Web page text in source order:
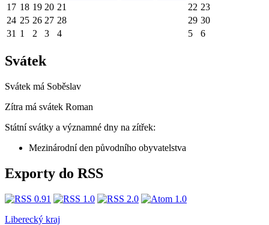
17 18 19 20 21 22 23
24 25 26 27 28 29 30
31 1 2 3 4 5 6
Svátek
Svátek má Soběslav
Zítra má svátek Roman
Státní svátky a významné dny na zítřek:
Mezinárodní den původního obyvatelstva
Exporty do RSS
Liberecký kraj